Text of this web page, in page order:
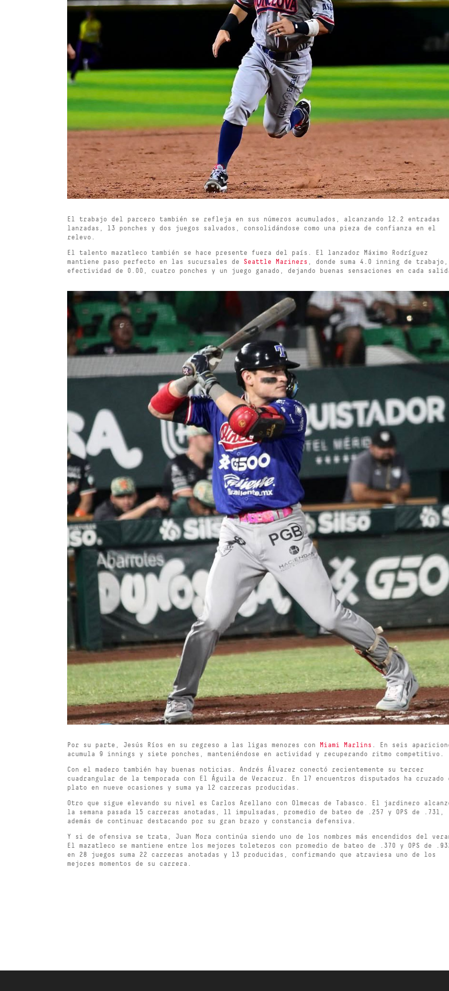
El trabajo del parcero también se refleja en sus números acumulados, alcanzando 12.2 entradas
lanzadas, 13 ponches y dos juegos salvados, consolidándose como una pieza de confianza en el
relevo.
El talento mazatleco también se hace presente fuera del país. El lanzador Máximo Rodríguez
mantiene paso perfecto en las sucursales de Seattle Mariners
, donde suma 4.0 inning de trabajo,
efectividad de 0.00, cuatro ponches y un juego ganado, dejando buenas sensaciones en cada
Por su parte, Jesús Ríos en su regreso a las ligas menores con Miami Marlins . En seis
acumula 9 innings y siete ponches, manteniéndose en actividad y recuperando ritmo competitivo.
Con el madero también hay buenas noticias. Andrés Álvarez conectó recientemente su tercer
cuadrangular de la temporada con El Águila de Veracruz. En 17 encuentros disputados ha cruzado
plato en nueve ocasiones y suma ya 12 carreras producidas.
Otro que sigue elevando su nivel es Carlos Arellano con Olmecas de Tabasco. El jardinero
la semana pasada 15 carreras anotadas, 11 impulsadas, promedio de bateo de .257 y OPS de .731,
además de continuar destacando por su gran brazo y constancia defensiva.
Y si de ofensiva se trata, Juan Mora continúa siendo uno de los nombres más encendidos del
El mazatleco se mantiene entre los mejores toleteros con promedio de bateo de .370 y OPS de
en 28 juegos suma 22 carreras anotadas y 13 producidas, confirmando que atraviesa uno de los
mejores momentos de su carrera.